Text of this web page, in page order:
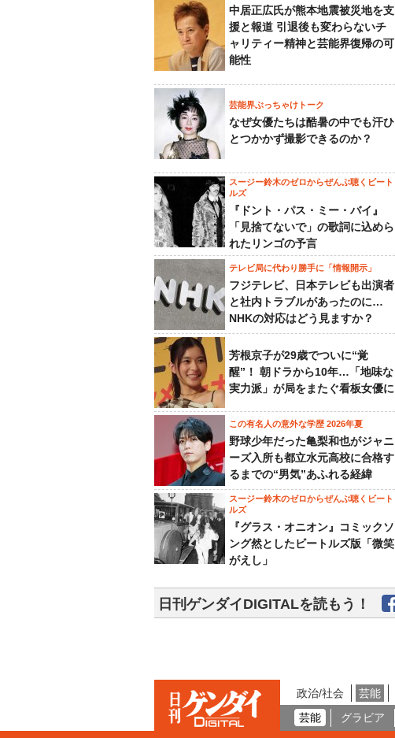
中居正広氏が熊本地震被災地を支
援と報道 引退後も変わらないチ
ャリティー精神と芸能界復帰の可
能性
芸能界ぶっちゃけトーク
なぜ女優たちは酷暑の中でも汗ひ
とつかかず撮影できるのか？
スージー鈴木のゼロからぜんぶ聴くビート
ルズ
『ドント・パス・ミー・バイ』
「見捨てないで」の歌詞に込めら
れたリンゴの予言
テレビ局に代わり勝手に「情報開示」
フジテレビ、日本テレビも出演者
と社内トラブルがあったのに…
NHKの対応はどう見ますか？
芳根京子が29歳でついに“覚
醒”！ 朝ドラから10年…「地味な
実力派」が局をまたぐ看板女優に
この有名人の意外な学歴 2026年夏
野球少年だった亀梨和也がジャニ
ーズ入所も都立水元高校に合格す
るまでの“男気”あふれる経緯
スージー鈴木のゼロからぜんぶ聴くビート
ルズ
『グラス・オニオン』コミックソ
ング然としたビートルズ版「微笑
がえし」
日刊ゲンダイDIGITALを読もう！
政治/社会 芸能
芸能
グラビア